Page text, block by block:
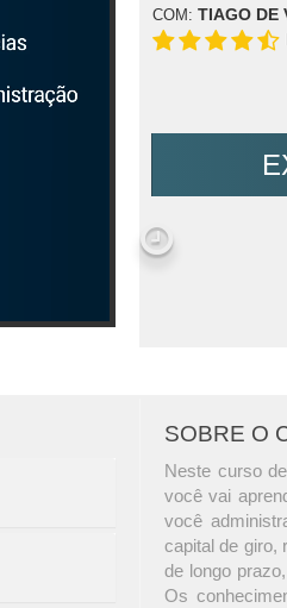
COM: TIAGO DE
SOBRE O
Neste curso
você vai
você
capital de giro,
de longo
Os